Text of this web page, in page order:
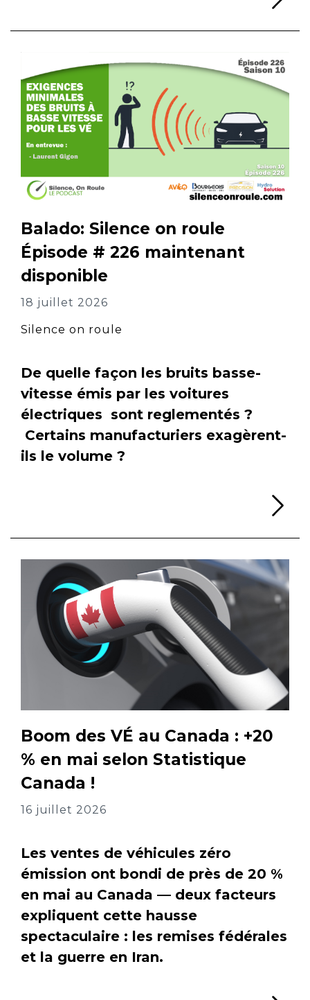
Balado: Silence on roule
Épisode # 226 maintenant
disponible
18 juillet 2026
Silence on roule
De quelle façon les bruits basse-
vitesse émis par les voitures
électriques sont reglementés ?
Certains manufacturiers exagèrent-
ils le volume ?
Boom des VÉ au Canada : +20
% en mai selon Statistique
Canada !
16 juillet 2026
Les ventes de véhicules zéro
émission ont bondi de près de 20 %
en mai au Canada — deux facteurs
expliquent cette hausse
spectaculaire : les remises fédérales
et la guerre en Iran.